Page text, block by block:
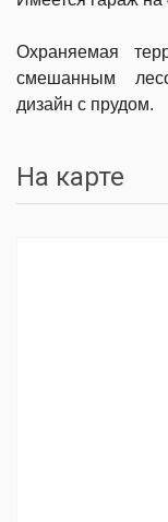
Охраняемая
смешанным
дизайн с прудом.
На карте